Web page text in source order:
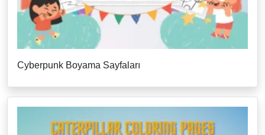
Cyberpunk Boyama Sayfaları